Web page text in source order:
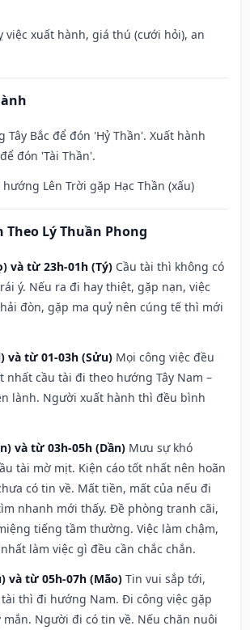
việc xuất hành, giá thú (cưới hỏi), an
Tây Bắc để đón 'Hỷ Thần'. Xuất hành
đón 'Tài Thần'.
Lên Trời gặp Hạc Thần (xấu)
Lý Thuần Phong
và từ 23h-01h (Tý) Cầu tài thì không có
ý. Nếu ra đi hay thiệt, gặp nạn, việc
đòn, gặp ma quỷ nên cúng tế thì mới
và từ 01-03h (Sửu) Mọi công việc đều
nhất cầu tài đi theo hướng Tây Nam –
lành. Người xuất hành thì đều bình
và từ 03h-05h (Dần) Mưu sự khó
tài mờ mịt. Kiện cáo tốt nhất nên hoãn
có tin về. Mất tiền, mất của nếu đi
nhanh mới thấy. Đề phòng tranh cãi,
tiếng tầm thường. Việc làm chậm,
làm việc gì đều cần chắc chắn.
và từ 05h-07h (Mão) Tin vui sắp tới,
tài thì đi hướng Nam. Đi công việc gặp
Người đi có tin về. Nếu chăn nuôi